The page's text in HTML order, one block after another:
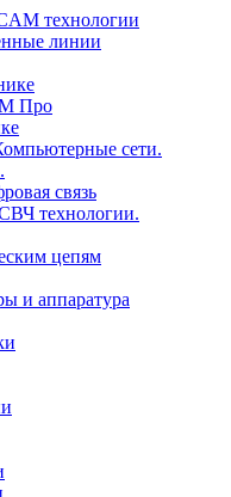
технологии
линии
Про
сети.
связь
технологии.
цепям
и аппаратура